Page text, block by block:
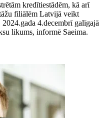
kredītiestādēm, kā arī
filiālēm Latvijā veikt
4.decembrī galīgajā
likums, informē Saeima.